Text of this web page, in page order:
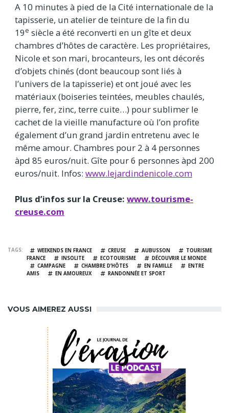
A 10 minutes à pied de la Cité internationale de la
tapisserie, un atelier de teinture de la fin du
19e siècle a été reconverti en un gîte et deux
chambres d’hôtes de caractère. Les propriétaires,
Nicole et son mari, brocanteurs, les ont décorés
d’objets chinés (dont beaucoup sont liés à
l’univers de la tapisserie) et ont joué avec les
matériaux (boiseries teintées, meubles chaulés,
pierre, fer, zinc, terre cuite…) pour sublimer le
cachet de la vieille manufacture où l’on profite
également d’un grand jardin entretenu avec le
même amour. Chambres pour 2 à 4 personnes
àpd 85 euros/nuit. Gîte pour 6 personnes àpd 200
euros/nuit. Infos: www.lejardindenicole.com
Plus d’infos sur la Creuse: www.tourisme-
creuse.com
TAGS WEEKENDS EN FRANCE CREUSE AUBUSSON
TOURISME
FRANCE
INSOLITE ECOTOURISME
DÉCOUVRIR LE MONDE
CAMPAGNE
CHAMBRE D’HÔTES EN FAMILLE
ENTRE
AMIS
EN AMOUREUX RANDONNÉE ET SPORT
VOUS AIMEREZ AUSSI